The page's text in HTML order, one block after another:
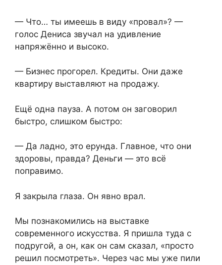
— Что… ты имеешь в виду «провал»? —
голос Дениса звучал на удивление
напряжённо и высоко.
— Бизнес прогорел. Кредиты. Они даже
квартиру выставляют на продажу.
Ещё одна пауза. А потом он заговорил
быстро, слишком быстро:
— Да ладно, это ерунда. Главное, что они
здоровы, правда? Деньги — это всё
поправимо.
Я закрыла глаза. Он явно врал.
Мы познакомились на выставке
современного искусства. Я пришла туда с
подругой, а он, как он сам сказал, «просто
решил посмотреть». Через час мы уже пили